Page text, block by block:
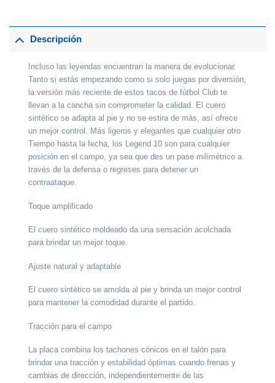
Descripción
Incluso las leyendas encuentran la manera de evolucionar.
Tanto si estás empezando como si solo juegas por diversión,
la versión más reciente de estos tacos de fútbol Club te
llevan a la cancha sin comprometer la calidad. El cuero
sintético se adapta al pie y no se estira de más, así ofrece
un mejor control. Más ligeros y elegantes que cualquier otro
Tiempo hasta la fecha, los Legend 10 son para cualquier
posición en el campo, ya sea que des un pase milimétrico a
través de la defensa o regreses para detener un
contraataque.
Toque amplificado
El cuero sintético moldeado da una sensación acolchada
para brindar un mejor toque.
Ajuste natural y adaptable
El cuero sintético se amolda al pie y brinda un mejor control
para mantener la comodidad durante el partido.
Tracción para el campo
La placa combina los tachones cónicos en el talón para
brindar una tracción y estabilidad óptimas cuando frenas y
cambias de dirección, independientemente de las